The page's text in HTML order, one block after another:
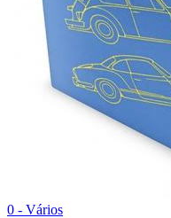
0 - Vários